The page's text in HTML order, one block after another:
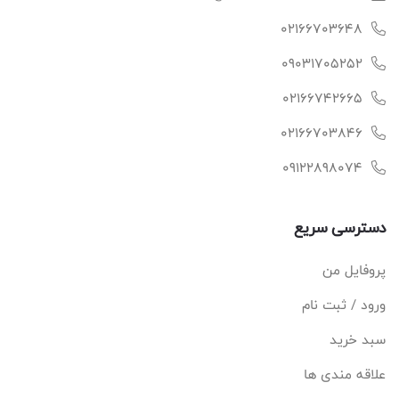
02166703648
09031705252
02166742665
02166703846
09122898074
دسترسی سریع
پروفایل من
ورود / ثبت نام
سبد خرید
علاقه مندی ها